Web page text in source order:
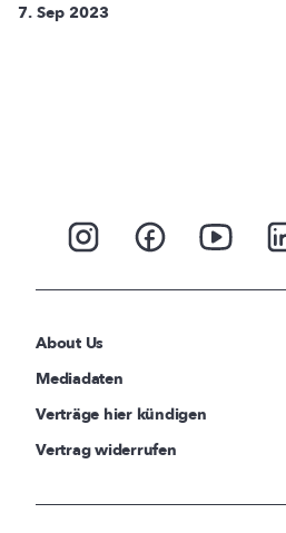
7. Sep 2023
About Us
Mediadaten
Verträge hier kündigen
Vertrag widerrufen